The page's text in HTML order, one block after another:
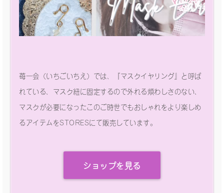
苺一会（いちごいちえ）では、『マスクイヤリング』と呼ば
れている、マスク紐に固定するので外れる煩わしさのない、
マスクが必要になったこのご時世でもおしゃれをより楽しめ
るアイテムをSTORESにて販売しています。
ショップを見る